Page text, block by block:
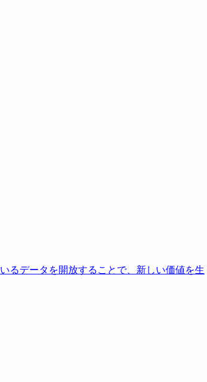
るデータを開放することで、新しい価値を生